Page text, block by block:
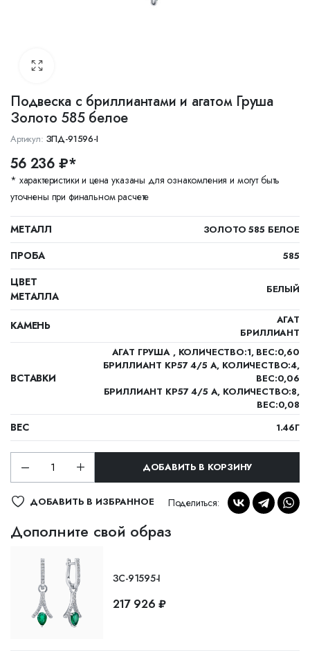
Подвеска с бриллиантами и агатом Груша
Золото 585 белое
Артикул: ЗПД-91596-I
56 236 ₽*
* характеристики и цена указаны для ознакомления и могут быть
уточнены при финальном расчете
МЕТАЛЛ ЗОЛОТО 585 БЕЛОЕ
ПРОБА 585
ЦВЕТ
МЕТАЛЛА
БЕЛЫЙ
КАМЕНЬ
АГАТ
БРИЛЛИАНТ
ВСТАВКИ
АГАТ ГРУША , КОЛИЧЕСТВО:1, ВЕС:0,60
БРИЛЛИАНТ КР57 4/5 А, КОЛИЧЕСТВО:4,
ВЕС:0,06
БРИЛЛИАНТ КР57 4/5 А, КОЛИЧЕСТВО:8,
ВЕС:0,08
ВЕС 1.46Г
ДОБАВИТЬ В КОРЗИНУ
ДОБАВИТЬ В ИЗБРАННОЕ Поделиться:
Дополните свой образ
ЗС-91595-I
217 926 ₽